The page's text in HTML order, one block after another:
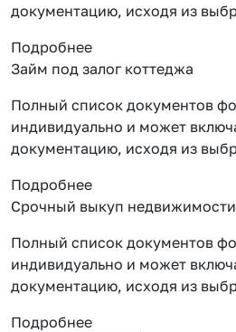
документацию, исходя из
Подробнее
Займ под залог коттеджа
Полный список документов
индивидуально и может
документацию, исходя из
Подробнее
Срочный выкуп недвижимости
Полный список документов
индивидуально и может
документацию, исходя из
Подробнее